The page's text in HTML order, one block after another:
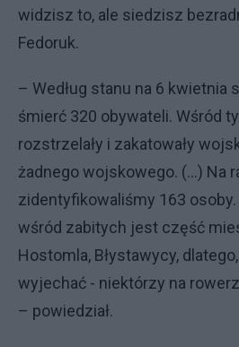
widzisz to, ale siedzisz
Fedoruk.
– Według stanu na 6 kwietnia
śmierć 320 obywateli. Wśród
rozstrzelały i zakatowały
żadnego wojskowego. (...) Na
zidentyfikowaliśmy 163
wśród zabitych jest część
Hostomla, Błystawycy,
wyjechać - niektórzy na
– powiedział.